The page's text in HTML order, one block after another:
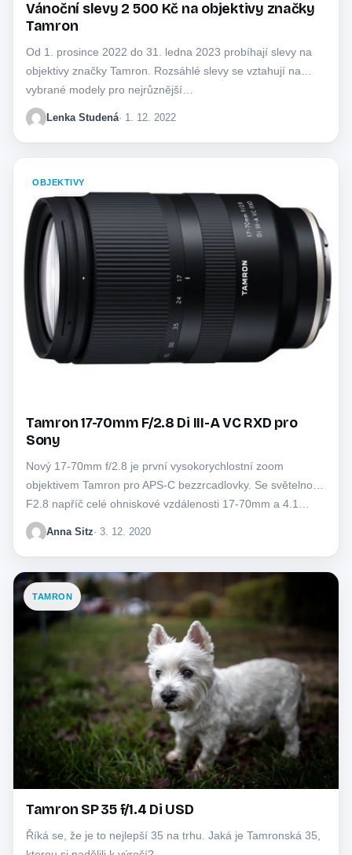
Vánoční slevy 2 500 Kč na objektivy značky
Tamron
Od 1. prosince 2022 do 31. ledna 2023 probíhají slevy na
objektivy značky Tamron. Rozsáhlé slevy se vztahují na
vybrané modely pro nejrůznější…
Lenka Studená· 1. 12. 2022
OBJEKTIVY
Tamron 17-70mm F/2.8 Di III-A VC RXD pro
Sony
Nový 17-70mm f/2.8 je první vysokorychlostní zoom
objektivem Tamron pro APS-C bezzrcadlovky. Se světelností
F2.8 napříč celé ohniskové vzdálenosti 17-70mm a 4.1…
Anna Sitz· 3. 12. 2020
TAMRON
Tamron SP 35 f/1.4 Di USD
Říká se, že je to nejlepší 35 na trhu. Jaká je Tamronská 35,